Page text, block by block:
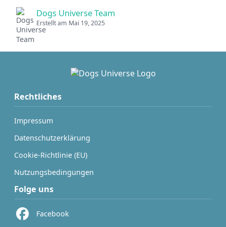
Dogs Universe Team
Erstellt am Mai 19, 2025
Rechtliches
Impressum
Datenschutzerklärung
Cookie-Richtlinie (EU)
Nutzungsbedingungen
Folge uns
Facebook